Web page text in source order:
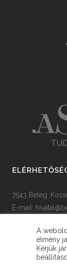
7543 Beleg,
E-mail:
A
élmény
Kérjük